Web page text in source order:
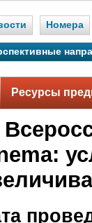
Номера
Ресурсы